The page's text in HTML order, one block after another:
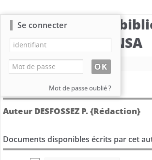
Catalogue de la
du CBNSA
Nouvelle recherche
Détail de l'auteur
Auteur DESFOSSEZ P. {Rédaction}
Documents disponibles écrits par cet
Se connecter
Mot de passe oublié ?